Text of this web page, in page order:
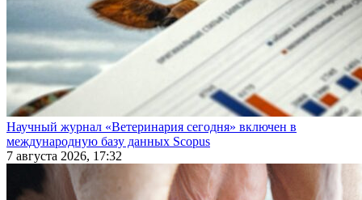
Научный журнал «Ветеринария сегодня» включен в
международную базу данных Scopus
7 августа 2026, 17:32